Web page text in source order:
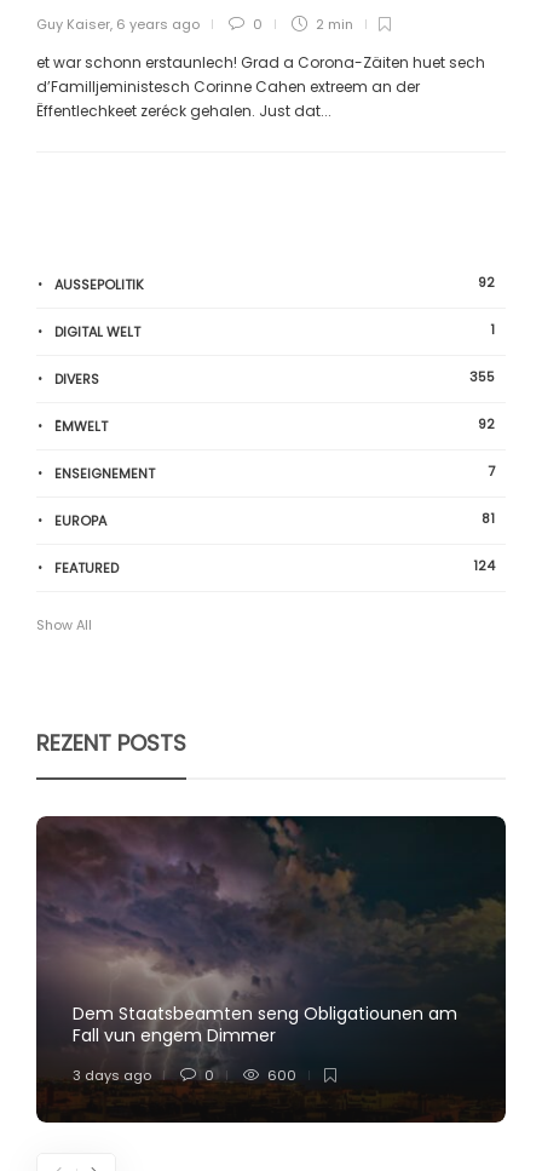
Guy Kaiser, 6 years ago 0 2 min
et war schonn erstaunlech! Grad a Corona-Zäiten huet sech
d’Familljeministesch Corinne Cahen extreem an der
Ëffentlechkeet zeréck gehalen. Just dat...
AUSSEPOLITIK 92
DIGITAL WELT 1
DIVERS 355
ËMWELT 92
ENSEIGNEMENT 7
EUROPA 81
FEATURED 124
Show All
REZENT POSTS
Dem Staatsbeamten seng Obligatiounen am
Fall vun engem Dimmer
3 days ago 0 600